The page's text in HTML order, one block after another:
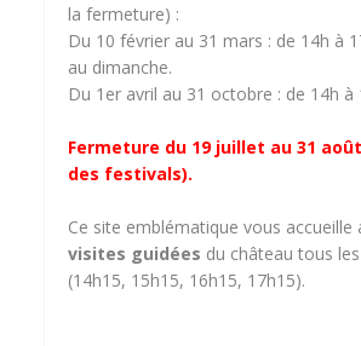
la fermeture) :
Du 10 février au 31 mars : de 14h à
au dimanche.
Du 1er avril au 31 octobre : de 14h à
Fermeture du 19 juillet au 31
des festivals).
Ce site emblématique vous accueille
visites guidées du château tous
(14h15, 15h15, 16h15, 17h15).